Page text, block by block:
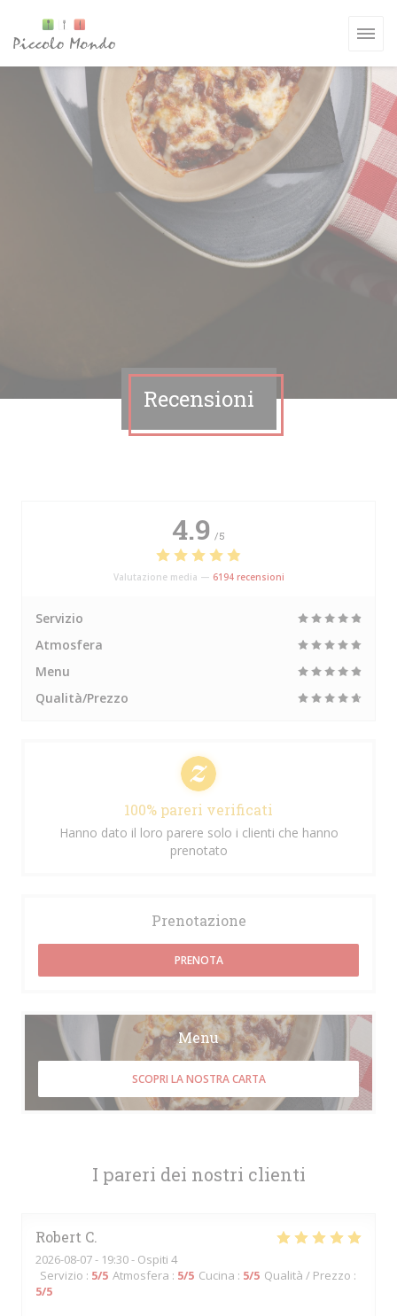
Recensioni
I pareri dei nostri clienti
Robert C
2026-08-07- 19:30 - Ospiti 4
Servizio : 5/5 Atmosfera : 5/5 Cucina : 5/5 Qualità / Prezzo :
5/5
4.9 /5
Valutazione media — 6194 recensioni
Servizio
Atmosfera
Menu
Qualità/Prezzo
100% pareri verificati
Hanno dato il loro parere solo i clienti che hanno
prenotato
Prenotazione
PRENOTA
Menu
SCOPRI LA NOSTRA CARTA